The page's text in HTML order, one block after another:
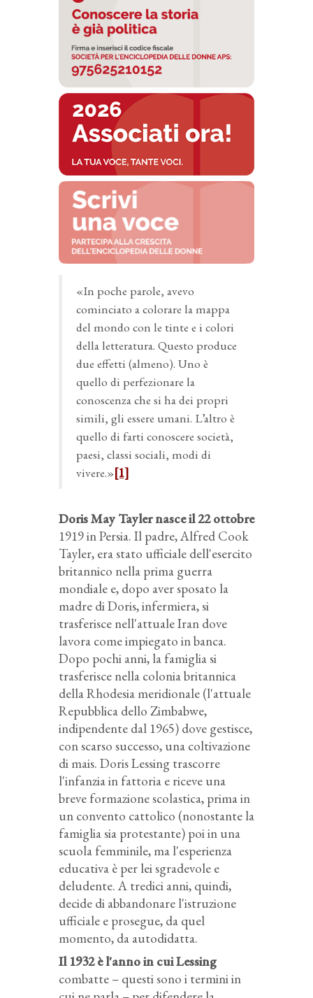
«In poche parole, avevo
cominciato a colorare la mappa
del mondo con le tinte e i colori
della letteratura. Questo produce
due effetti (almeno). Uno è
quello di perfezionare la
conoscenza che si ha dei propri
simili, gli essere umani. L’altro è
quello di farti conoscere società,
paesi, classi sociali, modi di
vivere.»[1]
Doris May Tayler nasce il 22 ottobre
1919 in Persia. Il padre, Alfred Cook
Tayler, era stato ufficiale dell'esercito
britannico nella prima guerra
mondiale e, dopo aver sposato la
madre di Doris, infermiera, si
trasferisce nell'attuale Iran dove
lavora come impiegato in banca.
Dopo pochi anni, la famiglia si
trasferisce nella colonia britannica
della Rhodesia meridionale (l'attuale
Repubblica dello Zimbabwe,
indipendente dal 1965) dove gestisce,
con scarso successo, una coltivazione
di mais. Doris Lessing trascorre
l'infanzia in fattoria e riceve una
breve formazione scolastica, prima in
un convento cattolico (nonostante la
famiglia sia protestante) poi in una
scuola femminile, ma l'esperienza
educativa è per lei sgradevole e
deludente. A tredici anni, quindi,
decide di abbandonare l'istruzione
ufficiale e prosegue, da quel
momento, da autodidatta.
Il 1932 è l'anno in cui Lessing
combatte – questi sono i termini in